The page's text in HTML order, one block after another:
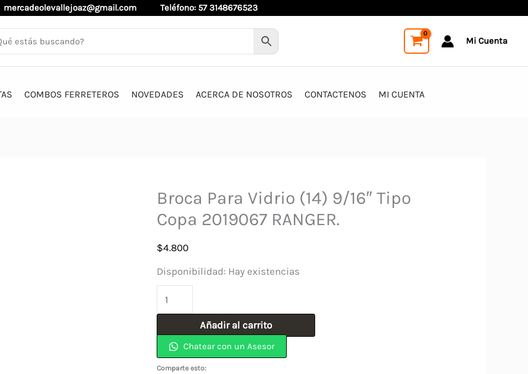
mercadeolevallejoaz@gmail.com Teléfono: 57 3148676523
Mi Cuenta
COMBOS FERRETEROS NOVEDADES ACERCA DE NOSOTROS CONTACTENOS MI CUENTA
Broca Para Vidrio (14) 9/16″ Tipo
Copa 2019067 RANGER.
$4.800
Disponibilidad: Hay existencias
Broca
Para
(14)
9/16"
Añadir al carrito
Chatear con un Asesor
Comparte esto: